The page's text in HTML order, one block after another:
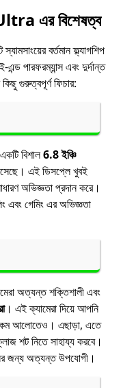
এর বিশেষত্ব
বর্তমান ফ্ল্যাগশিপ
পারফরম্যান্স এবং দুর্দান্ত
গুরুত্বপূর্ণ ফিচার:
বিশাল6.8 ইঞ্চি
এই ডিসপ্লে খুবই
অভিজ্ঞতা প্রদান করে।
এবং গেমিং এর অভিজ্ঞতা
অত্যন্ত শক্তিশালী এবং
। এই ক্যামেরা দিয়ে আপনি
কম আলোতেও। এছাড়া, এতে
শট নিতে সাহায্য করবে।
জন্য অত্যন্ত উপযোগী।